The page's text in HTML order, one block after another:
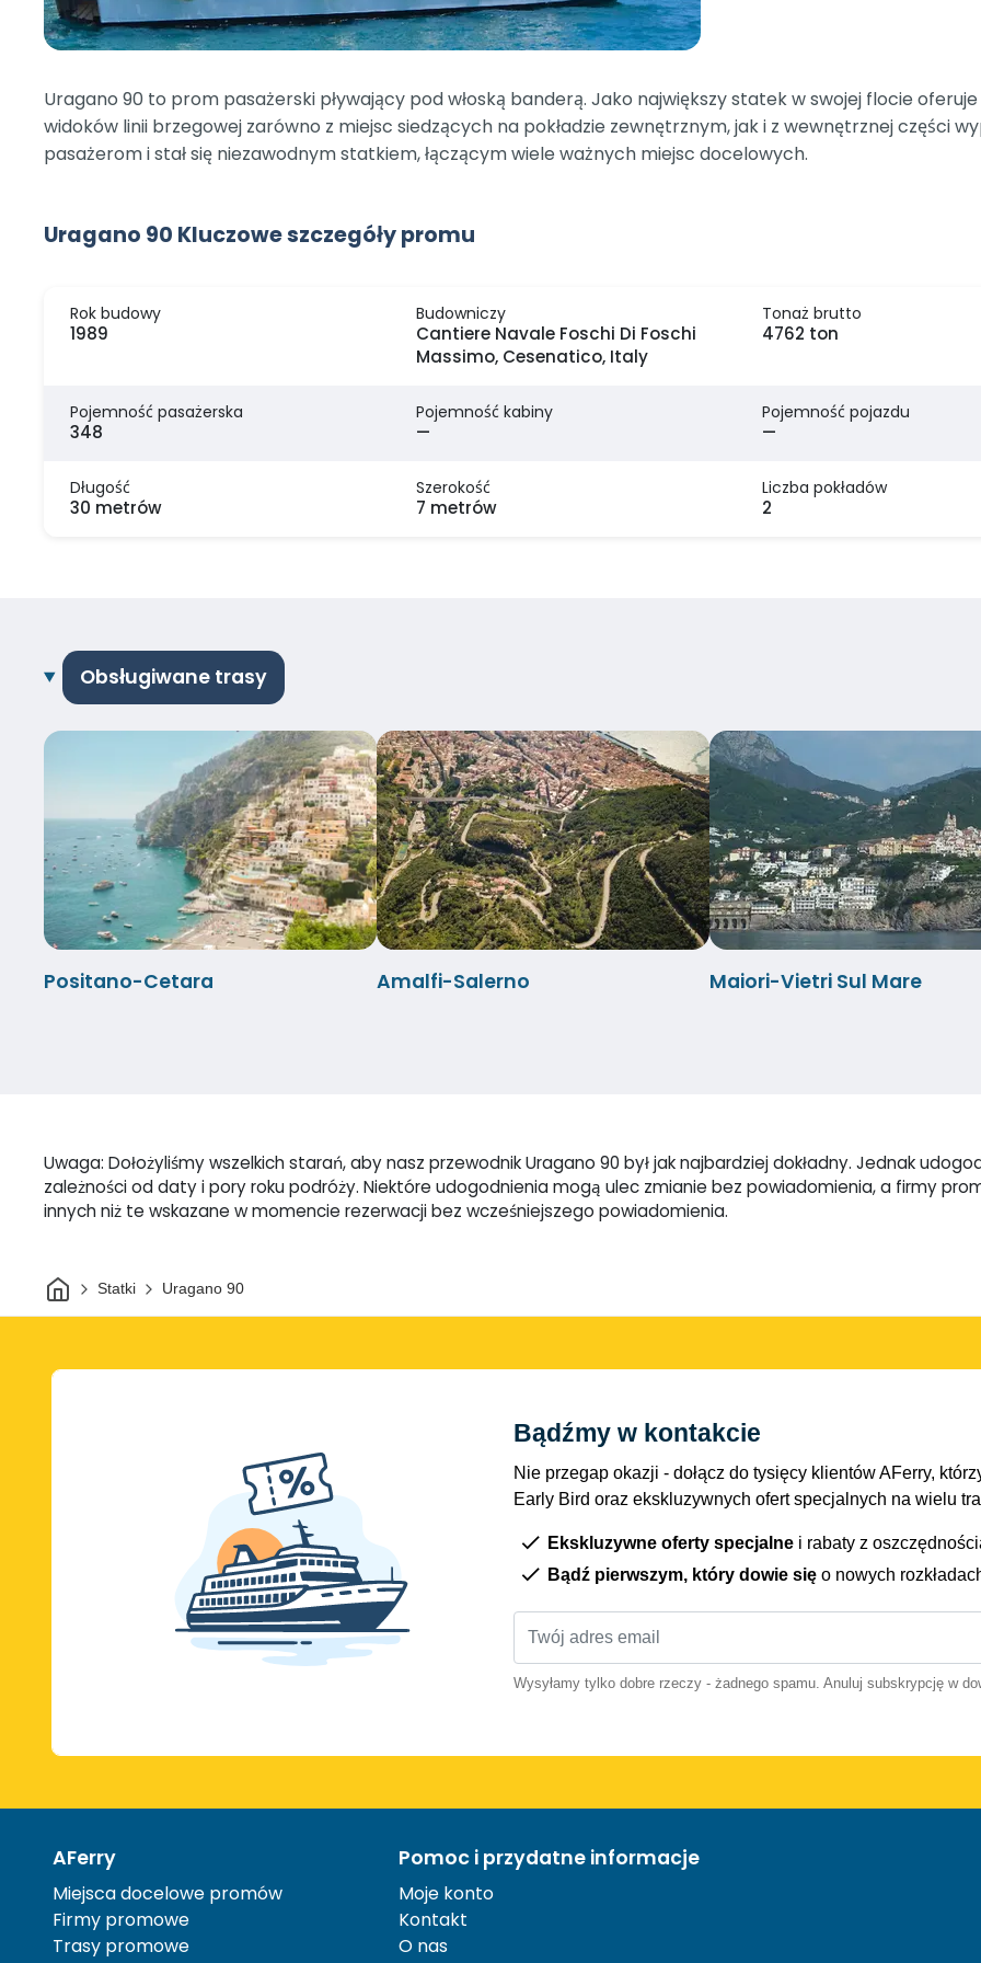
Uragano 90 to prom pasażerski pływający pod włoską banderą. Jako największy statek w swojej flocie
widoków linii brzegowej zarówno z miejsc siedzących na pokładzie zewnętrznym, jak i z wewnętrznej części
pasażerom i stał się niezawodnym statkiem, łączącym wiele ważnych miejsc docelowych.
Uragano 90 Kluczowe szczegóły promu
Rok budowy
1989
Budowniczy
Cantiere Navale Foschi Di Foschi
Massimo, Cesenatico, Italy
Tonaż brutto
4762 ton
Pojemność pasażerska
348
Pojemność kabiny
—
Pojemność pojazdu
—
Długość
30 metrów
Szerokość
7 metrów
Liczba pokładów
2
Obsługiwane trasy
Positano-Cetara Amalfi-Salerno Maiori-Vietri Sul Mare
Uwaga: Dołożyliśmy wszelkich starań, aby nasz przewodnik Uragano 90 był jak najbardziej dokładny. Jednak
zależności od daty i pory roku podróży. Niektóre udogodnienia mogą ulec zmianie bez powiadomienia, a firmy
innych niż te wskazane w momencie rezerwacji bez wcześniejszego powiadomienia.
DomStatki Uragano 90
Bądźmy w kontakcie
Nie przegap okazji - dołącz do tysięcy klientów AFerry,
Early Bird oraz ekskluzywnych ofert specjalnych na wielu
Ekskluzywne oferty specjalne i rabaty z
Bądź pierwszym, który dowie się o nowych
Wysyłamy tylko dobre rzeczy - żadnego spamu. Anuluj subskrypcję w
AFerry
Miejsca docelowe promów
Firmy promowe
Trasy promowe
Pomoc i przydatne informacje
Moje konto
Kontakt
O nas